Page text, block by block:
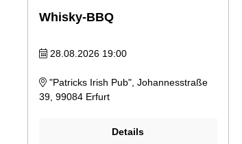
Whisky-BBQ
28.08.2026 19:00
"Patricks Irish Pub", Johannesstraße
39, 99084 Erfurt
Details